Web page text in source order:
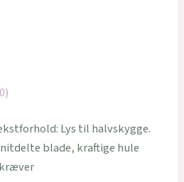
Lys til halvskygge.
blade, kraftige hule